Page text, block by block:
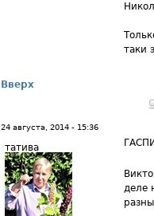
таки
Вверх
24 августа, 2014 - 15:36
татива
деле